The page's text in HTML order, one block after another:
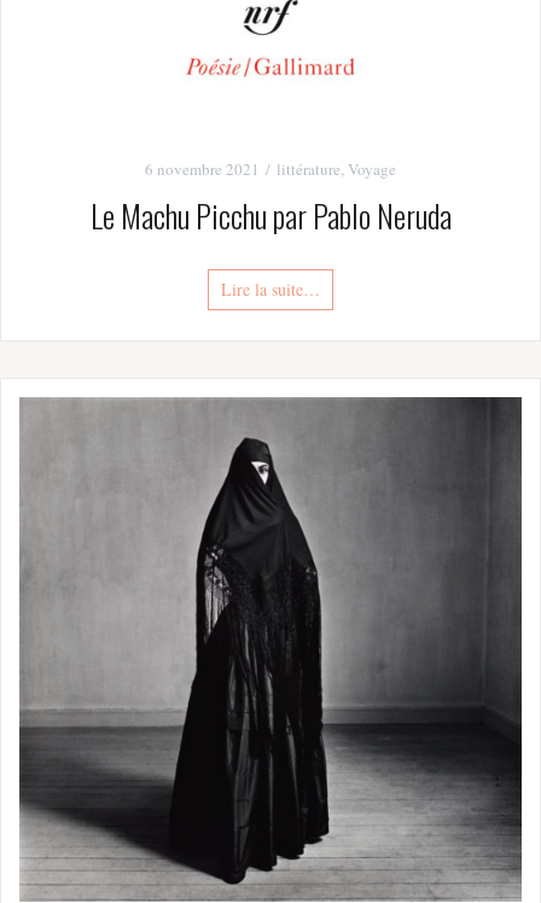
6 novembre 2021 littérature,Voyage
Le Machu Picchu par Pablo Neruda
Lire la suite…